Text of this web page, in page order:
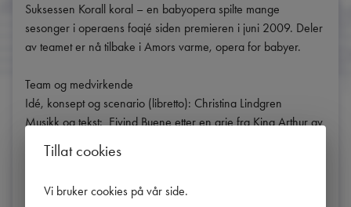
Suksessen Korall koral – en babyopera spilte mange
sesonger i operaens foajé siden premieren i juni 2009. Deler
av teamet er nå tilbake i Amors varme, opera for babyer.
Team og medvirkende
Idé, konsept og scenario (libretto): Christina Lindgren
Musikk og tekst:  Eivind Buene etter en arie fra King Arthur av
Henry Purcell og John Dryden
Scenografi: Tormod Lindgren
Tillat cookies
Vi bruker cookies på vår side.